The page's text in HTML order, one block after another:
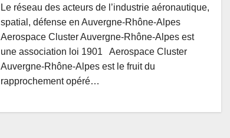
Le réseau des acteurs de l’industrie aéronautique,
spatial, défense en Auvergne-Rhône-Alpes
Aerospace Cluster Auvergne-Rhône-Alpes est
une association loi 1901 Aerospace Cluster
Auvergne-Rhône-Alpes est le fruit du
rapprochement opéré…